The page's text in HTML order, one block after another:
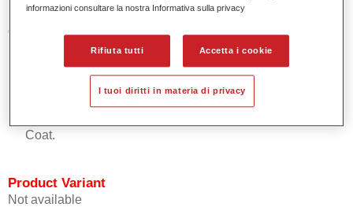
Caratteristiche del prodotto
Applicazione semplice e veloce in 1,5 mani.
Buona verticalità.
Coat.
Product Variant
Not available
informazioni consultare la nostra Informativa sulla privacy
Rifiuta tutti Accetta i cookie
I tuoi diritti in materia di privacy